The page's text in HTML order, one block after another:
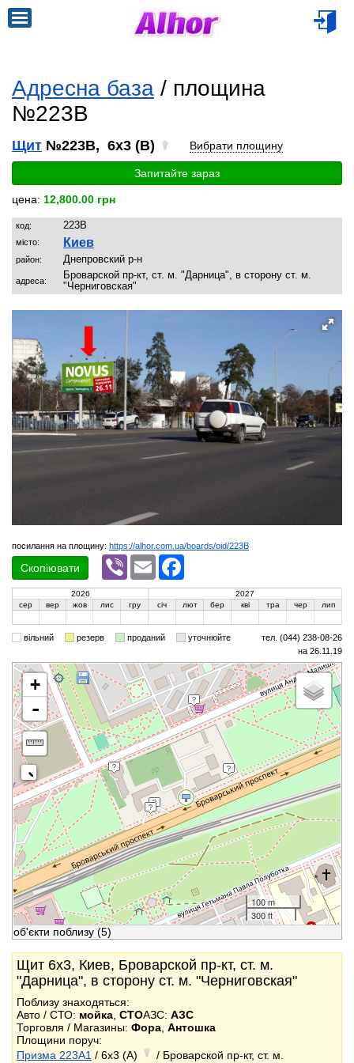
Адресна база / площина
№223B
Щит №223B, 6x3 (B) Вибрати площину
Запитайте зараз
цена: 12,800.00 грн
код: 223B
місто: Киев
район: Днепровский р-н
адреса:
Броварской пр-кт, ст. м. "Дарница", в сторону ст. м.
"Черниговская"
посилання на площину: https://alhor.com.ua/boards/oid/223B
Скопіювати
Viber Email
2026
2027
сер
вер жов лис гру січ лют бер кві тра чер лип
вільний резерв проданий уточнюйте
тел. (044) 238-08-26
на 26.11.19
+
-
100 m
300 ft
об'єкти поблизу (5)
Щит 6x3, Киев, Броварской пр-кт, ст. м.
"Дарница", в сторону ст. м. "Черниговская"
Поблизу знаходяться:
Авто / СТО: мойка СТОАЗС: АЗС
Торговля / Магазины: Фора Антошка
Площини поруч:
Призма 223A1 / 6x3 (A)
/ Броварской пр-кт, ст. м.